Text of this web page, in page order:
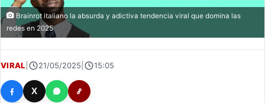
Brainrot italiano la absurda y adictiva tendencia viral que domina las
redes en 2025
VIRAL 21/05/2025 15:05
X